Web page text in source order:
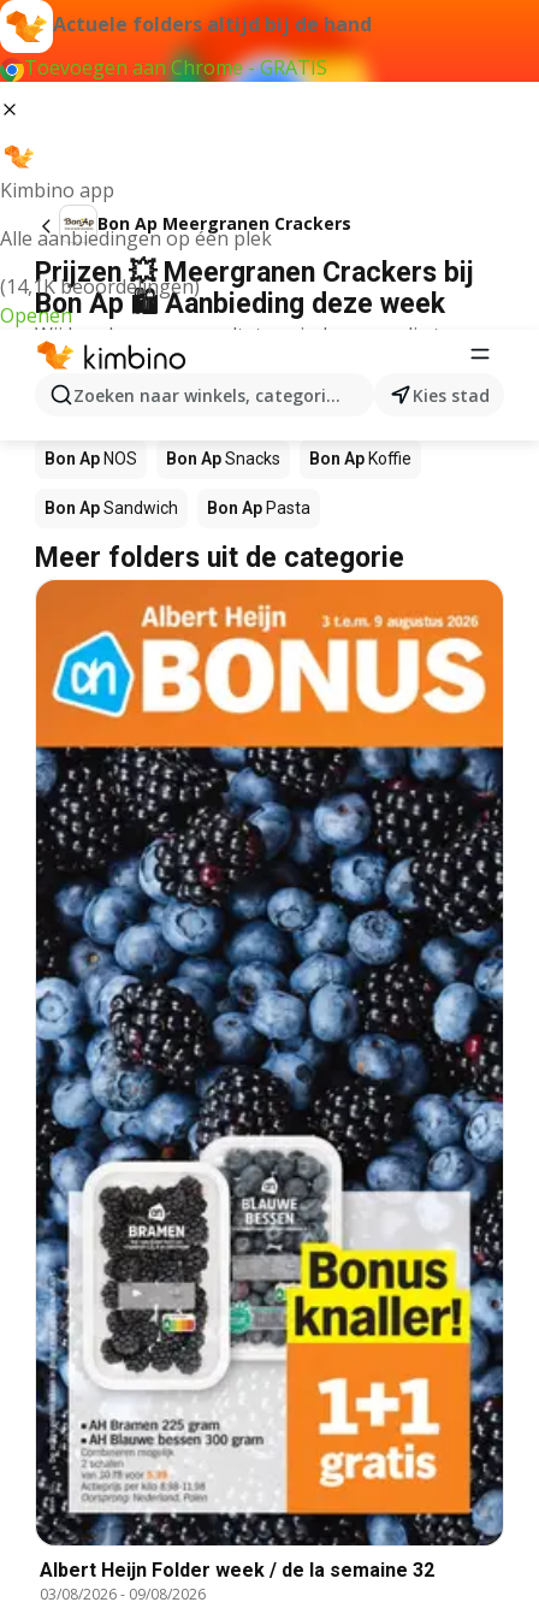
Actuele folders altijd bij de hand
Toevoegen aan Chrome - GRATIS
Kimbino app
Alle aanbiedingen op één plek
(14,1K beoordelingen)
Openen
Zoeken naar winkels, categorieën, producten...
Kies stad
Bon Ap Meergranen Crackers
Prijzen 💥 Meergranen Crackers bij
Bon Ap 🛍️ Aanbieding deze week
Wij konden geen resultaten vinden voor die term.
Andere producten in winkels Bon Ap
Bon Ap Mango Sushi
Bon Ap NOS Bon ApSnacks Bon Ap Koffie
Bon ApSandwich Bon Ap Pasta
Meer folders uit de categorie
Albert Heijn Folder week / de la semaine 32
03/08/2026- 09/08/2026